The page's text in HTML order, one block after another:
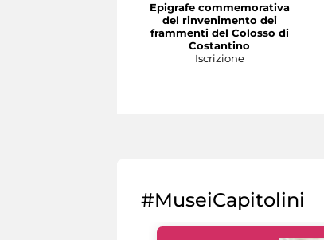
Epigrafe commemorativa
del rinvenimento dei
frammenti del Colosso di
Costantino
Iscrizione
#MuseiCapitolini